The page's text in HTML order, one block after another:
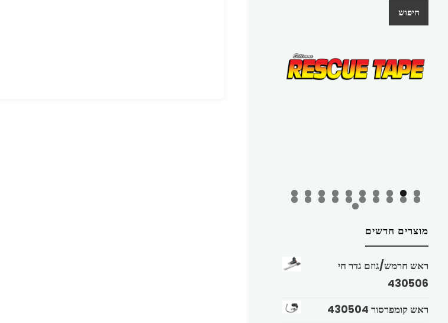
חיפוש
מוצרים חדשים
ראש חרמש/גוזם גדר חי
430506
ראש קומפרסור 430504